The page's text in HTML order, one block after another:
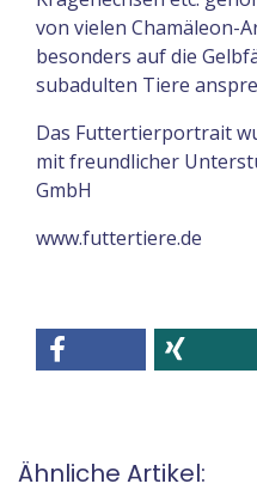
von vielen Chamäleon-
besonders auf die
subadulten Tiere
Das Futtertierportrait
mit freundlicher
GmbH
www.futtertiere.de
Ähnliche Artikel: